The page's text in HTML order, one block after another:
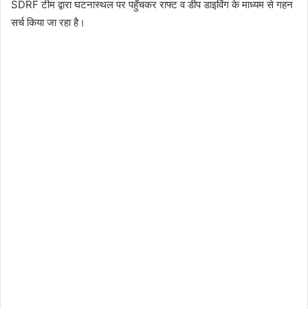
SDRF टीम द्वारा घटनास्थल पर पहुँचकर राफ्ट व डीप डाइविंग के माध्यम से गहन
सर्च किया जा रहा है।